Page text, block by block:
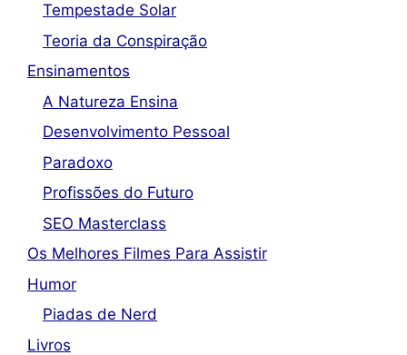
Tempestade Solar
Teoria da Conspiração
Ensinamentos
A Natureza Ensina
Desenvolvimento Pessoal
Paradoxo
Profissões do Futuro
SEO Masterclass
Os Melhores Filmes Para Assistir
Humor
Piadas de Nerd
Livros